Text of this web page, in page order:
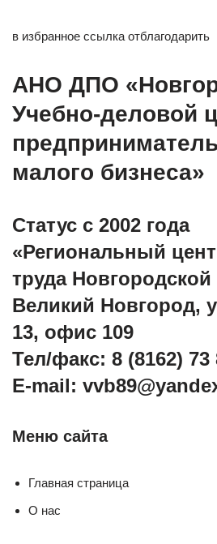
в избранное ссылка отблагодарить
АНО ДПО
Учебно-деловой
малого бизнеса»
Статус c 2002 года
«Региональный
труда Новгородской
Великий Новгород,
13, офис 109
Тел/факс: 8 (8162) 73
E-mail:
Меню сайта
Главная страница
О нас